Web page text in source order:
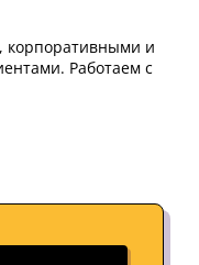
корпоративными и
Работаем с